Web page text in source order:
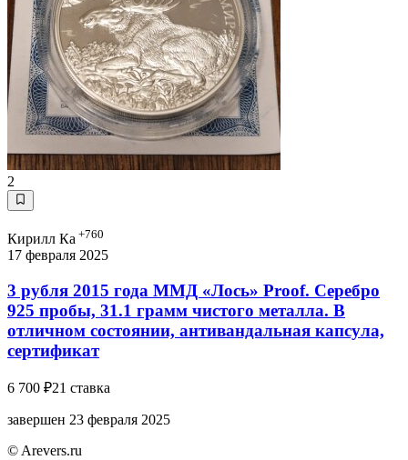
2
Кирилл Ка +760
17 февраля 2025
3 рубля 2015 года ММД «Лось» Proof. Серебро
925 пробы, 31.1 грамм чистого металла. В
отличном состоянии, антивандальная капсула,
сертификат
6 700 ₽21 ставка
завершен 23 февраля 2025
© Arevers.ru